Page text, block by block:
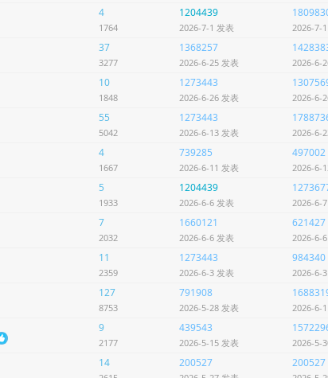
4
1764
1204439
2026-7-1 发表 2026-7-
37
3277
1368257
2026-6-25 发表 2026-6-
10
1848
1273443
2026-6-26 发表 2026-6-
55
5042
1273443
2026-6-13 发表 2026-6-
4
1667
739285
2026-6-11 发表
497002
2026-6-
5
1933
1204439
2026-6-6 发表 2026-6-
7
2032
1660121
2026-6-6 发表
621427
2026-6-
11
2359
1273443
2026-6-3 发表
984340
2026-6-
127
8753
791908
2026-5-28 发表 2026-6-
9
2177
439543
2026-5-15 发表 2026-5-
14 200527 200527